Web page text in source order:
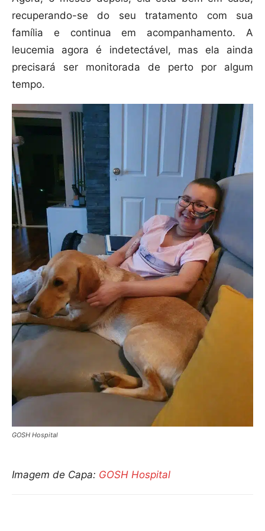
recuperando-se do seu tratamento com sua
família e continua em acompanhamento. A
leucemia agora é indetectável, mas ela ainda
precisará ser monitorada de perto por algum
tempo.
GOSH Hospital
Imagem de Capa: GOSH Hospital